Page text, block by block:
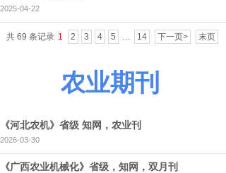
2025-04-22
共 69 条记录 1 2 3 4 5 … 14 下一页> 末页
农业期刊
《河北农机》省级 知网，农业刊
2026-03-30
《广西农业机械化》省级，知网，双月刊